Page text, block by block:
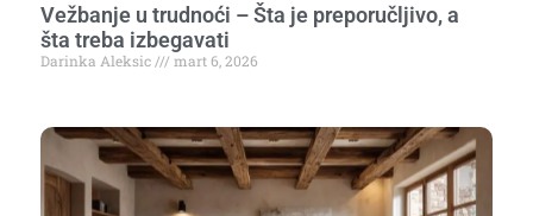
Vežbanje u trudnoći – Šta je preporučljivo, a
šta treba izbegavati
Darinka Aleksic mart 6, 2026